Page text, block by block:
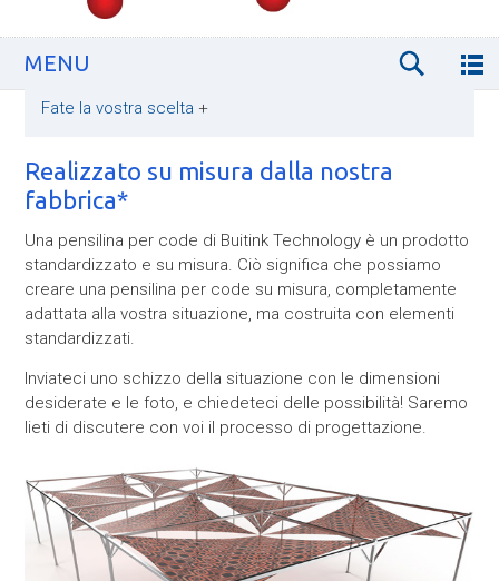
MENU
Fate la vostra scelta +
Realizzato su misura dalla nostra
fabbrica*
Una pensilina per code di Buitink Technology è un prodotto
standardizzato e su misura. Ciò significa che possiamo
creare una pensilina per code su misura, completamente
adattata alla vostra situazione, ma costruita con elementi
standardizzati.
Inviateci uno schizzo della situazione con le dimensioni
desiderate e le foto, e chiedeteci delle possibilità! Saremo
lieti di discutere con voi il processo di progettazione.